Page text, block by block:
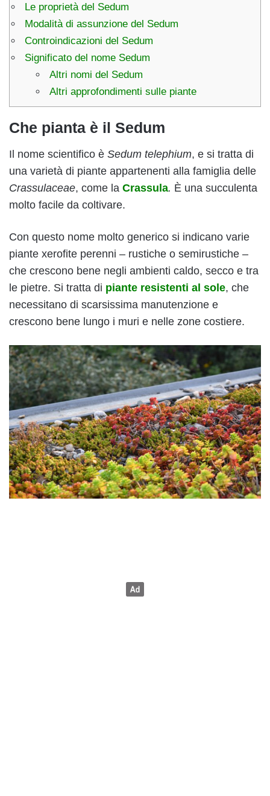
Le proprietà del Sedum
Modalità di assunzione del Sedum
Controindicazioni del Sedum
Significato del nome Sedum
Altri nomi del Sedum
Altri approfondimenti sulle piante
Che pianta è il Sedum
Il nome scientifico è Sedum telephium, e si tratta di
una varietà di piante appartenenti alla famiglia delle
Crassulaceae, come la Crassula. È una succulenta
molto facile da coltivare.
Con questo nome molto generico si indicano varie
piante xerofite perenni – rustiche o semirustiche –
che crescono bene negli ambienti caldo, secco e tra
le pietre. Si tratta di piante resistenti al sole, che
necessitano di scarsissima manutenzione e
crescono bene lungo i muri e nelle zone costiere.